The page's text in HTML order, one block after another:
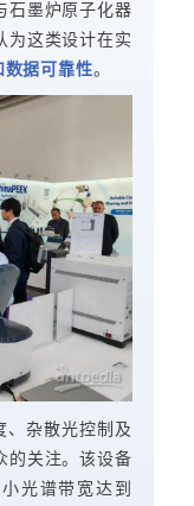
石墨炉原子化器
为这类设计在实
数据可靠性。
、杂散光控制及
的关注。该设备
光谱带宽达到